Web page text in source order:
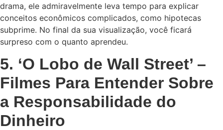
drama, ele admiravelmente leva tempo para explicar
conceitos econômicos complicados, como hipotecas
subprime. No final da sua visualização, você ficará
surpreso com o quanto aprendeu.
5. ‘O Lobo de Wall Street’ –
Filmes Para Entender Sobre
a Responsabilidade do
Dinheiro